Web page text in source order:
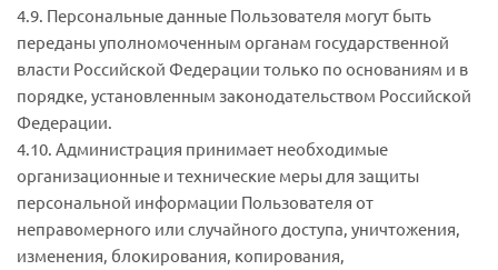
4.9. Персональные данные Пользователя могут быть
переданы уполномоченным органам государственной
власти Российской Федерации только по основаниям и в
порядке, установленным законодательством Российской
Федерации.
4.10. Администрация принимает необходимые
организационные и технические меры для защиты
персональной информации Пользователя от
неправомерного или случайного доступа, уничтожения,
изменения, блокирования, копирования,